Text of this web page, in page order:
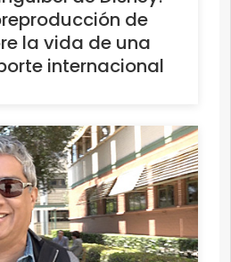
de
la vida de una
internacional